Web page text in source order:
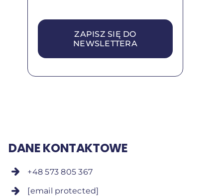
ZAPISZ SIĘ DO
NEWSLETTERA
DANE KONTAKTOWE
+48 573 805 367
[email protected]